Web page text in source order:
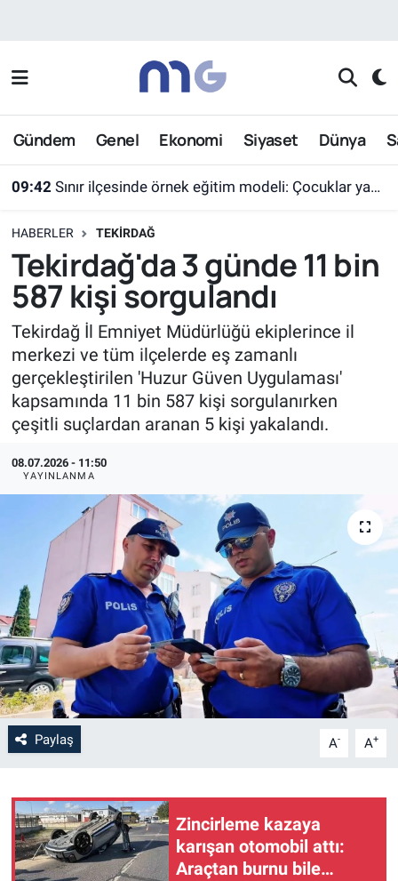
Gündem Genel Ekonomi Siyaset Dünya
09:42 Sınır ilçesinde örnek eğitim modeli: Çocuklar yazın ekran yerine etkinlikleri seçti
HABERLER TEKIRDAĞ
Tekirdağ'da 3 günde 11 bin
587 kişi sorgulandı
Tekirdağ İl Emniyet Müdürlüğü ekiplerince il
merkezi ve tüm ilçelerde eş zamanlı
gerçekleştirilen 'Huzur Güven Uygulaması'
kapsamında 11 bin 587 kişi sorgulanırken
çeşitli suçlardan aranan 5 kişi yakalandı.
08.07.2026 - 11:50
YAYINLANMA
Paylaş A- A+
Zincirleme kazaya
karışan otomobil attı:
Araçtan burnu bile
Nöbetçi Eczaneler
Hava Durumu
Süper Lig Puan Durumu ve Fikstür
Tüm Manşetler
Son Dakika Haberleri
Haber Arşivi